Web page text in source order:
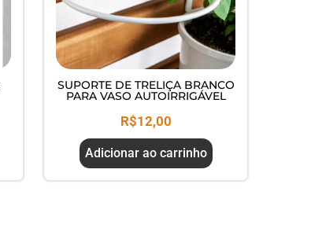
SUPORTE DE TRELIÇA BRANCO
PARA VASO AUTOIRRIGÁVEL
R$12,00
Adicionar ao carrinho